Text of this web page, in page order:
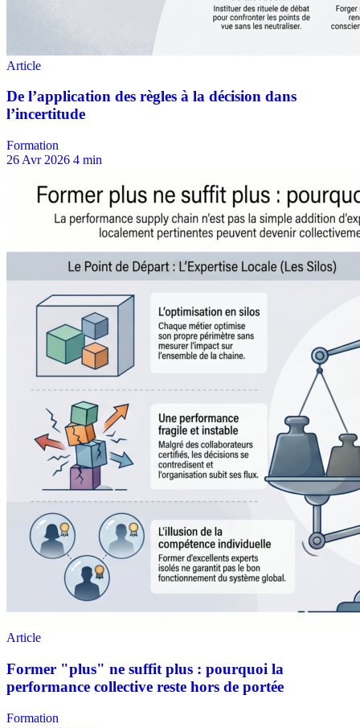
Formation
26 Avr 2026 4 min
Formation